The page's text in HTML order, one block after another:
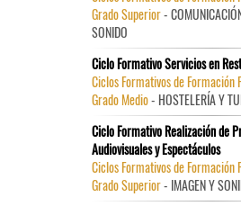
Grado Superior-
SONIDO
Ciclo Formativo Servicios en
Ciclos Formativos de Formación
Grado Medio- HOSTELERÍA Y
Ciclo Formativo Realización de
Audiovisuales y Espectáculos
Ciclos Formativos de Formación
Grado Superior- IMAGEN Y